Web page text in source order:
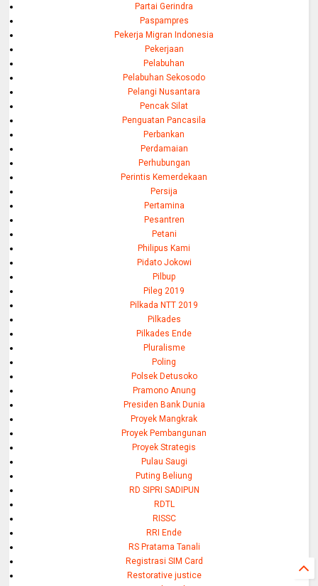
Partai Gerindra
Paspampres
Pekerja Migran Indonesia
Pekerjaan
Pelabuhan
Pelabuhan Sekosodo
Pelangi Nusantara
Pencak Silat
Penguatan Pancasila
Perbankan
Perdamaian
Perhubungan
Perintis Kemerdekaan
Persija
Pertamina
Pesantren
Petani
Philipus Kami
Pidato Jokowi
Pilbup
Pileg 2019
Pilkada NTT 2019
Pilkades
Pilkades Ende
Pluralisme
Poling
Polsek Detusoko
Pramono Anung
Presiden Bank Dunia
Proyek Mangkrak
Proyek Pembangunan
Proyek Strategis
Pulau Saugi
Puting Beliung
RD SIPRI SADIPUN
RDTL
RISSC
RRI Ende
RS Pratama Tanali
Registrasi SIM Card
Restorative justice